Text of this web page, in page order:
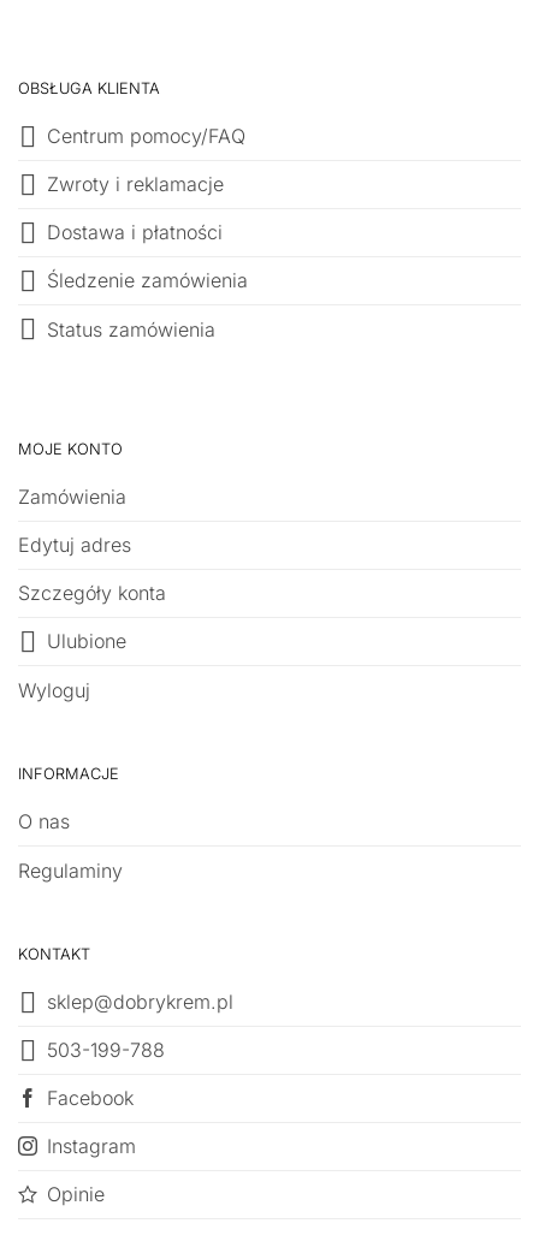
OBSŁUGA KLIENTA
Centrum pomocy/FAQ
Zwroty i reklamacje
Dostawa i płatności
Śledzenie zamówienia
Status zamówienia
MOJE KONTO
Zamówienia
Edytuj adres
Szczegóły konta
Ulubione
Wyloguj
INFORMACJE
O nas
Regulaminy
KONTAKT
sklep@dobrykrem.pl
503-199-788
Facebook
Instagram
Opinie